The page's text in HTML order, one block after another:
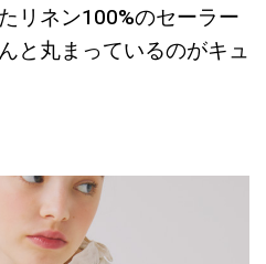
リネン100%のセーラー
と丸まっているのがキュ